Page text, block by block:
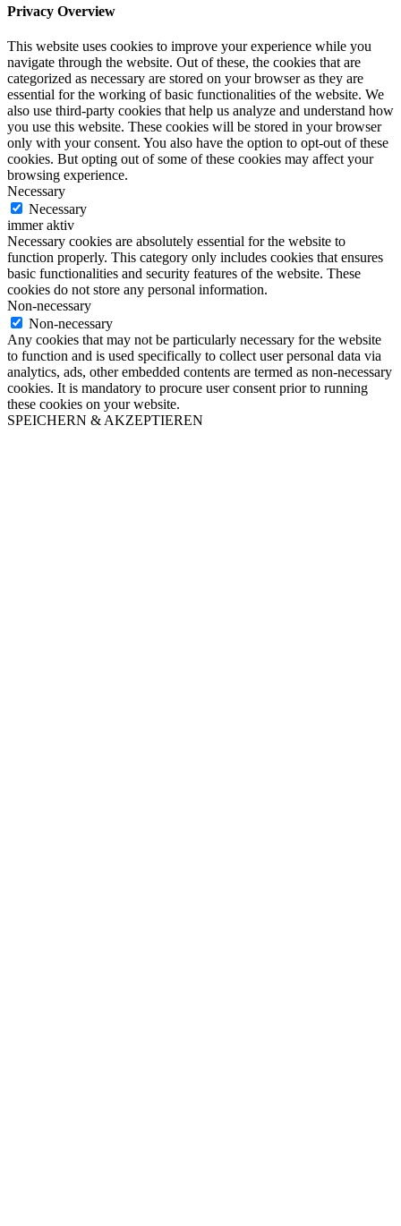
Privacy Overview
This website uses cookies to improve your experience while you
navigate through the website. Out of these, the cookies that are
categorized as necessary are stored on your browser as they are
essential for the working of basic functionalities of the website. We
also use third-party cookies that help us analyze and understand how
you use this website. These cookies will be stored in your browser
only with your consent. You also have the option to opt-out of these
cookies. But opting out of some of these cookies may affect your
browsing experience.
Necessary
Necessary
immer aktiv
Necessary cookies are absolutely essential for the website to
function properly. This category only includes cookies that ensures
basic functionalities and security features of the website. These
cookies do not store any personal information.
Non-necessary
Non-necessary
Any cookies that may not be particularly necessary for the website
to function and is used specifically to collect user personal data via
analytics, ads, other embedded contents are termed as non-necessary
cookies. It is mandatory to procure user consent prior to running
these cookies on your website.
SPEICHERN & AKZEPTIEREN